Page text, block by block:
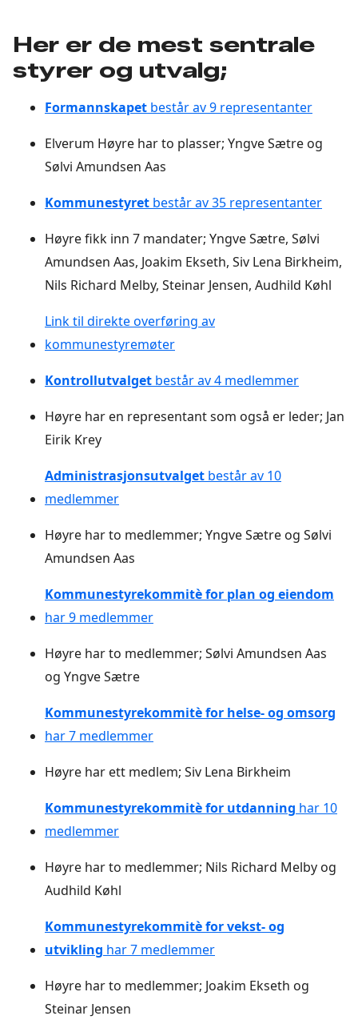
Her er de mest sentrale
styrer og utvalg;
Formannskapet består av 9 representanter
Elverum Høyre har to plasser; Yngve Sætre og
Sølvi Amundsen Aas
Kommunestyret består av 35 representanter
Høyre fikk inn 7 mandater; Yngve Sætre, Sølvi
Amundsen Aas, Joakim Ekseth, Siv Lena Birkheim,
Nils Richard Melby, Steinar Jensen, Audhild Køhl
Link til direkte overføring av
kommunestyremøter
Kontrollutvalget består av 4 medlemmer
Høyre har en representant som også er leder; Jan
Eirik Krey
Administrasjonsutvalget består av 10
medlemmer
Høyre har to medlemmer; Yngve Sætre og Sølvi
Amundsen Aas
Kommunestyrekommitè for plan og eiendom
har 9 medlemmer
Høyre har to medlemmer; Sølvi Amundsen Aas
og Yngve Sætre
Kommunestyrekommitè for helse- og omsorg
har 7 medlemmer
Høyre har ett medlem; Siv Lena Birkheim
Kommunestyrekommitè for utdanning har 10
medlemmer
Høyre har to medlemmer; Nils Richard Melby og
Audhild Køhl
Kommunestyrekommitè for vekst- og
utvikling har 7 medlemmer
Høyre har to medlemmer; Joakim Ekseth og
Steinar Jensen